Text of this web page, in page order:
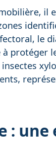
le
à protéger
: